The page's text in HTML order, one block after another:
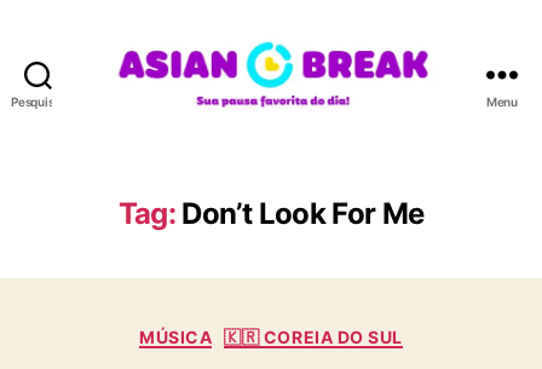
Pesquisar
A
N
R
A
Menu
Tag: Don’t Look For Me
C
MÚSICA 🇰🇷 COREIA DO SUL